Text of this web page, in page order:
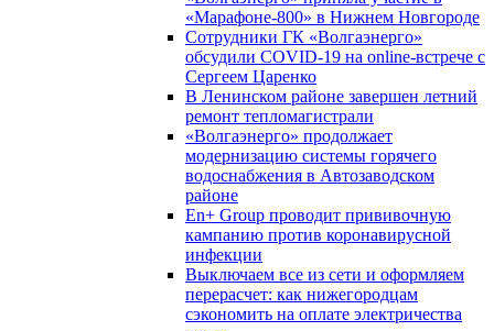
«Марафоне-800» в Нижнем Новгороде
Сотрудники ГК «Волгаэнерго»
обсудили COVID-19 на online-встрече с
Сергеем Царенко
В Ленинском районе завершен летний
ремонт тепломагистрали
«Волгаэнерго» продолжает
модернизацию системы горячего
водоснабжения в Автозаводском
районе
En+ Group проводит прививочную
кампанию против коронавирусной
инфекции
Выключаем все из сети и оформляем
перерасчет: как нижегородцам
сэкономить на оплате электричества